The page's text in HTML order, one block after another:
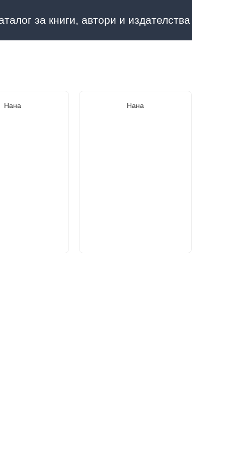
за книги, автори и издателства
Нана Нана